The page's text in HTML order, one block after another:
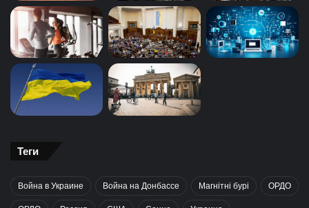
Теги
Война в Украине Война на Донбассе Магнітні бурі ОРДО